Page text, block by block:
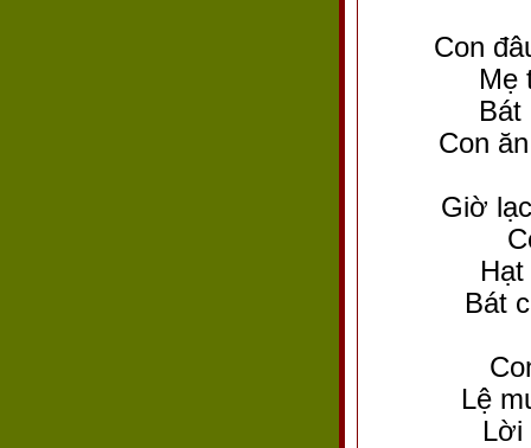
Con
Mẹ
Bát
Con
Giờ
Bát
Lệ
Lời